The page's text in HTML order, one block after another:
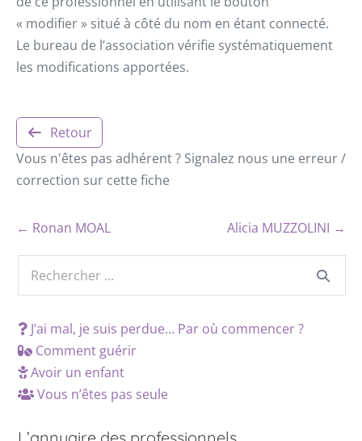
« modifier » situé à côté du nom en étant connecté.
Le bureau de l’association vérifie systématiquement
les modifications apportées.
Retour
Vous n'êtes pas adhérent ? Signalez nous une erreur /
correction sur cette fiche
← Ronan MOAL Alicia MUZZOLINI →
J’ai mal, je suis perdue… Par où commencer ?
Comment guérir
Avoir un enfant
Vous n’êtes pas seule